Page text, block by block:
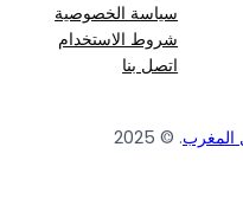
سياسة الخصوصية
شروط الاستخدام
اتصل بنا
المغرب. © 2025